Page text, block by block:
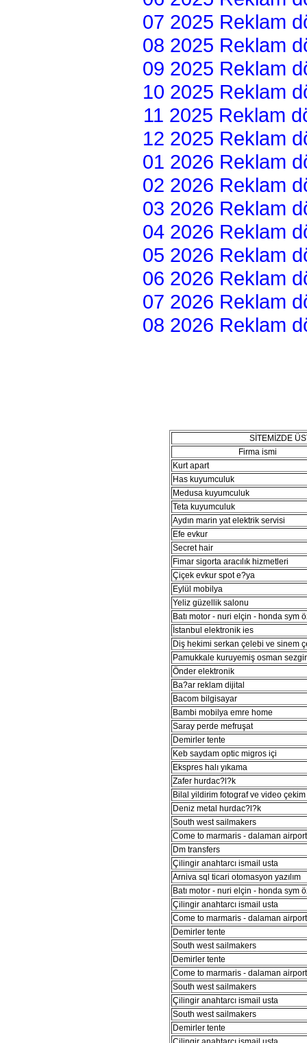
07 2025 Reklam
08 2025 Reklam
09 2025 Reklam
10 2025 Reklam
11 2025 Reklam
12 2025 Reklam
01 2026 Reklam
02 2026 Reklam
03 2026 Reklam
04 2026 Reklam
05 2026 Reklam
06 2026 Reklam
07 2026 Reklam
08 2026 Reklam
SİTEMİZDE
Firma ismi
Kurt apart
Has kuyumculuk
Medusa kuyumculuk
Teta kuyumculuk
Aydın marin yat elektrik servisi
Efe evkur
Secret hair
Fimar sigorta aracılık hizmetleri
Çiçek evkur spot e?ya
Eylül mobilya
Yeliz güzellik salonu
Batı motor - nuri elçin - honda sym
İstanbul elektronik ies
Diş hekimi serkan çelebi ve sinem
Pamukkale kuruyemiş osman
Önder elektronik
Ba?ar reklam dijital
Bacom bilgisayar
Bambi mobilya emre home
Saray perde mefruşat
Demirler tente
Keb saydam optic migros içi
Ekspres halı yıkama
Zafer hurdac?l?k
Bilal yildirim fotograf ve video çekim
Deniz metal hurdac?l?k
South west sailmakers
Come to marmaris - dalaman
Dm transfers
Çilingir anahtarcı ismail usta
Arniva sql ticari otomasyon yazılım
Batı motor - nuri elçin - honda sym
Çilingir anahtarcı ismail usta
Come to marmaris - dalaman
Demirler tente
South west sailmakers
Demirler tente
Come to marmaris - dalaman
South west sailmakers
Çilingir anahtarcı ismail usta
South west sailmakers
Demirler tente